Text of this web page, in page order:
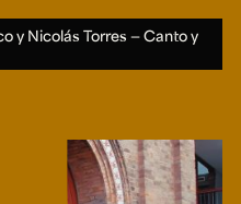
y Nicolás Torres — Canto y